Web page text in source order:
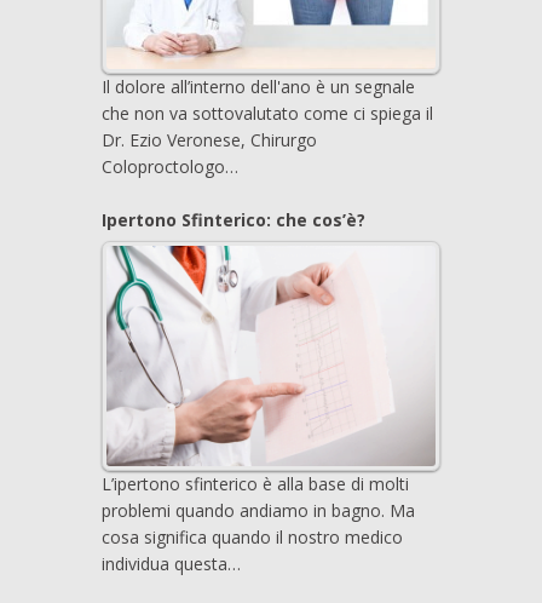
Il dolore all’interno dell'ano è un segnale
che non va sottovalutato come ci spiega il
Dr. Ezio Veronese, Chirurgo
Coloproctologo…
Ipertono Sfinterico: che cos’è?
L’ipertono sfinterico è alla base di molti
problemi quando andiamo in bagno. Ma
cosa significa quando il nostro medico
individua questa…